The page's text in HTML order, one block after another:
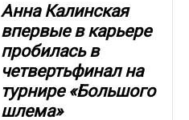
Анна Калинская
впервые в карьере
пробилась в
четвертьфинал на
турнире «Большого
шлема»